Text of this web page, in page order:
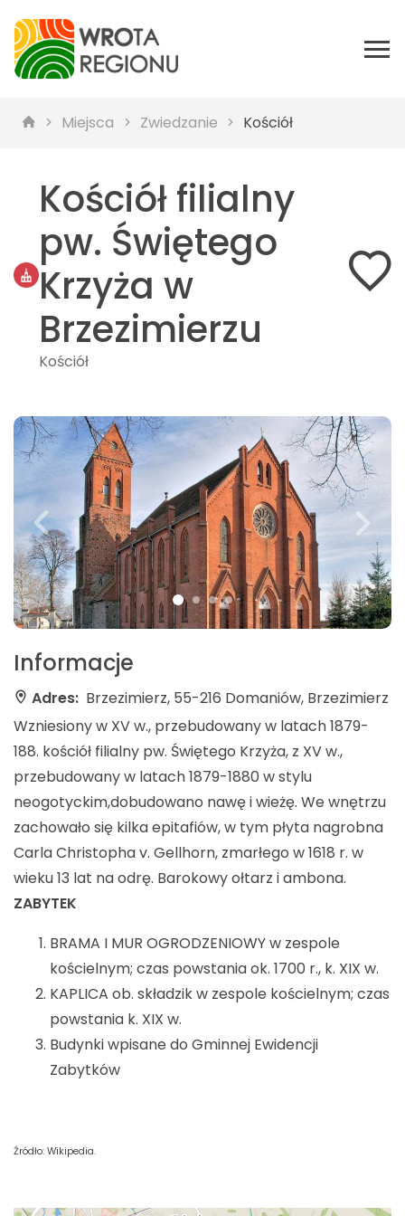
Miejsca Zwiedzanie Kościół
Kościół filialny
pw. Świętego
Krzyża w
Brzezimierzu
Kościół
Informacje
Adres: Brzezimierz, 55-216 Domaniów, Brzezimierz
Wzniesiony w XV w., przebudowany w latach 1879-
188. kościół filialny pw. Świętego Krzyża, z XV w.,
przebudowany w latach 1879-1880 w stylu
neogotyckim,dobudowano nawę i wieżę. We wnętrzu
zachowało się kilka epitafiów, w tym płyta nagrobna
Carla Christopha v. Gellhorn, zmarłego w 1618 r. w
wieku 13 lat na odrę. Barokowy ołtarz i ambona.
ZABYTEK
BRAMA I MUR OGRODZENIOWY w zespole
kościelnym; czas powstania ok. 1700 r., k. XIX w.
KAPLICA ob. składzik w zespole kościelnym; czas
powstania k. XIX w.
Budynki wpisane do Gminnej Ewidencji
Zabytków
Źródło: Wikipedia.